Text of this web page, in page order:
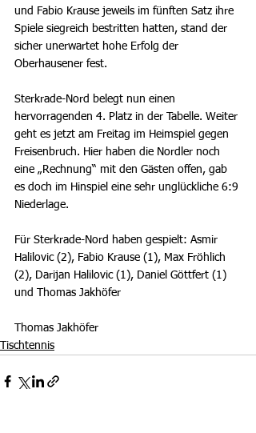
und Fabio Krause jeweils im fünften Satz ihre
Spiele siegreich bestritten hatten, stand der
sicher unerwartet hohe Erfolg der
Oberhausener fest.
Sterkrade-Nord belegt nun einen
hervorragenden 4. Platz in der Tabelle. Weiter
geht es jetzt am Freitag im Heimspiel gegen
Freisenbruch. Hier haben die Nordler noch
eine „Rechnung“ mit den Gästen offen, gab
es doch im Hinspiel eine sehr unglückliche 6:9
Niederlage.
Für Sterkrade-Nord haben gespielt: Asmir
Halilovic (2), Fabio Krause (1), Max Fröhlich
(2), Darijan Halilovic (1), Daniel Göttfert (1)
und Thomas Jakhöfer
Thomas Jakhöfer
Tischtennis